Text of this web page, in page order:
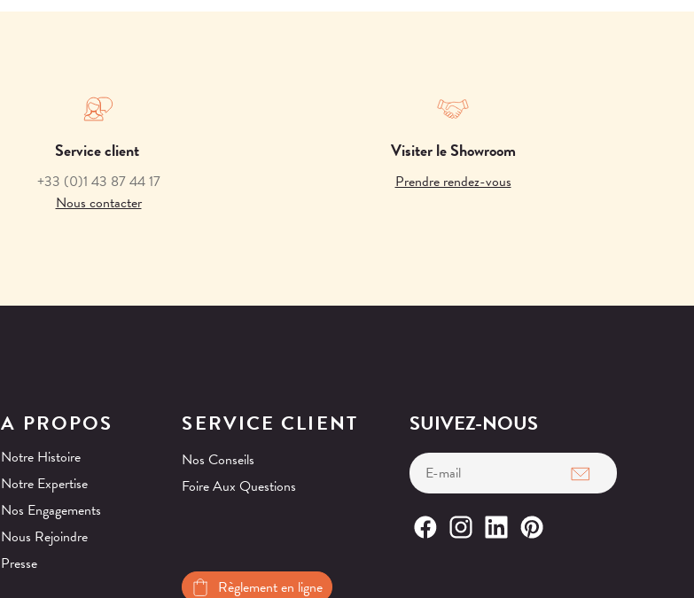
Service client
+33 (0)1 43 87 44 17
Nous contacter
Visiter le Showroom
Prendre rendez-vous
A PROPOS
Notre Histoire
Notre Expertise
Nos Engagements
Nous Rejoindre
Presse
SERVICE CLIENT
Nos Conseils
Foire Aux Questions
Règlement en ligne
SUIVEZ-NOUS